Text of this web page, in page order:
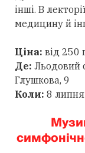
інші. В
медицину й
Ціна: від 250
Де: Льодовий
Глушкова, 9
Коли: 8